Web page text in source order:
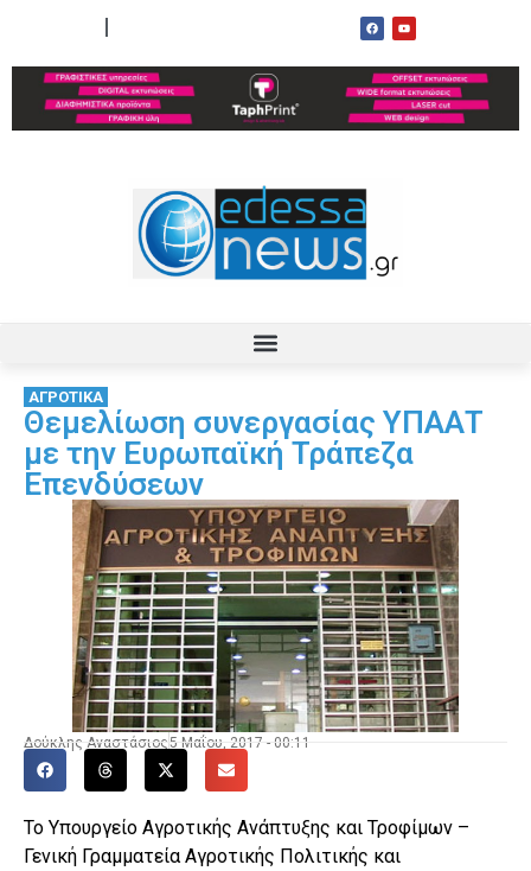
ΑΓΡΟΤΙΚΑ
Θεμελίωση συνεργασίας ΥΠΑΑΤ
με την Ευρωπαϊκή Τράπεζα
Επενδύσεων
Δούκλης Αναστάσιος5 Μαΐου, 2017 - 00:11
Το Υπουργείο Αγροτικής Ανάπτυξης και Τροφίμων –
Γενική Γραμματεία Αγροτικής Πολιτικής και